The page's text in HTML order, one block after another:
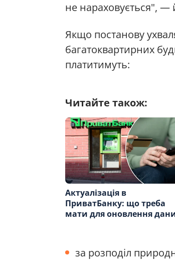
не нараховується", —
Якщо постанову
багатоквартирних
платитимуть:
Читайте також:
Актуалізація в
ПриватБанку: що треба
мати для оновлення
за розподіл